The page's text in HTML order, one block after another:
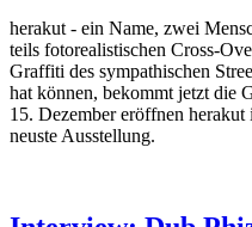
herakut - ein Name, zwei
teils fotorealistischen Cross-
Graffiti des sympathischen
hat können, bekommt jetzt die
15. Dezember eröffnen
neuste Ausstellung.